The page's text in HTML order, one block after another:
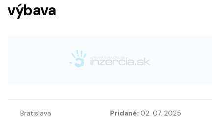
výbava
Bratislava Pridané: 02. 07. 2025